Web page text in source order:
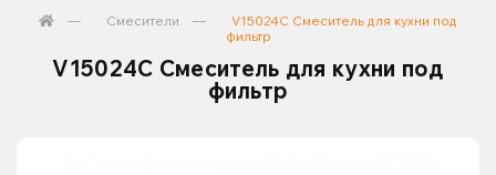
Смесители
V15024C Смеситель для кухни под
фильтр
V15024C Смеситель для кухни под
фильтр